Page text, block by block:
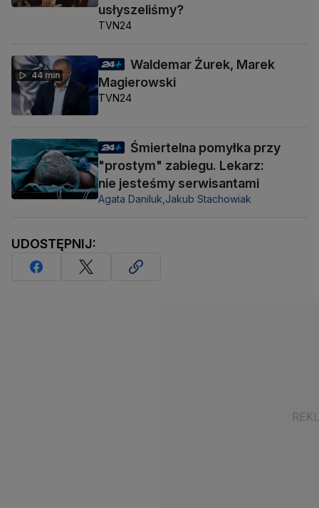
usłyszeliśmy?
TVN24
44 min
Waldemar Żurek, Marek
Magierowski
TVN24
Śmiertelna pomyłka przy
"prostym" zabiegu. Lekarz:
nie jesteśmy serwisantami
Agata Daniluk, Jakub Stachowiak
UDOSTĘPNIJ: